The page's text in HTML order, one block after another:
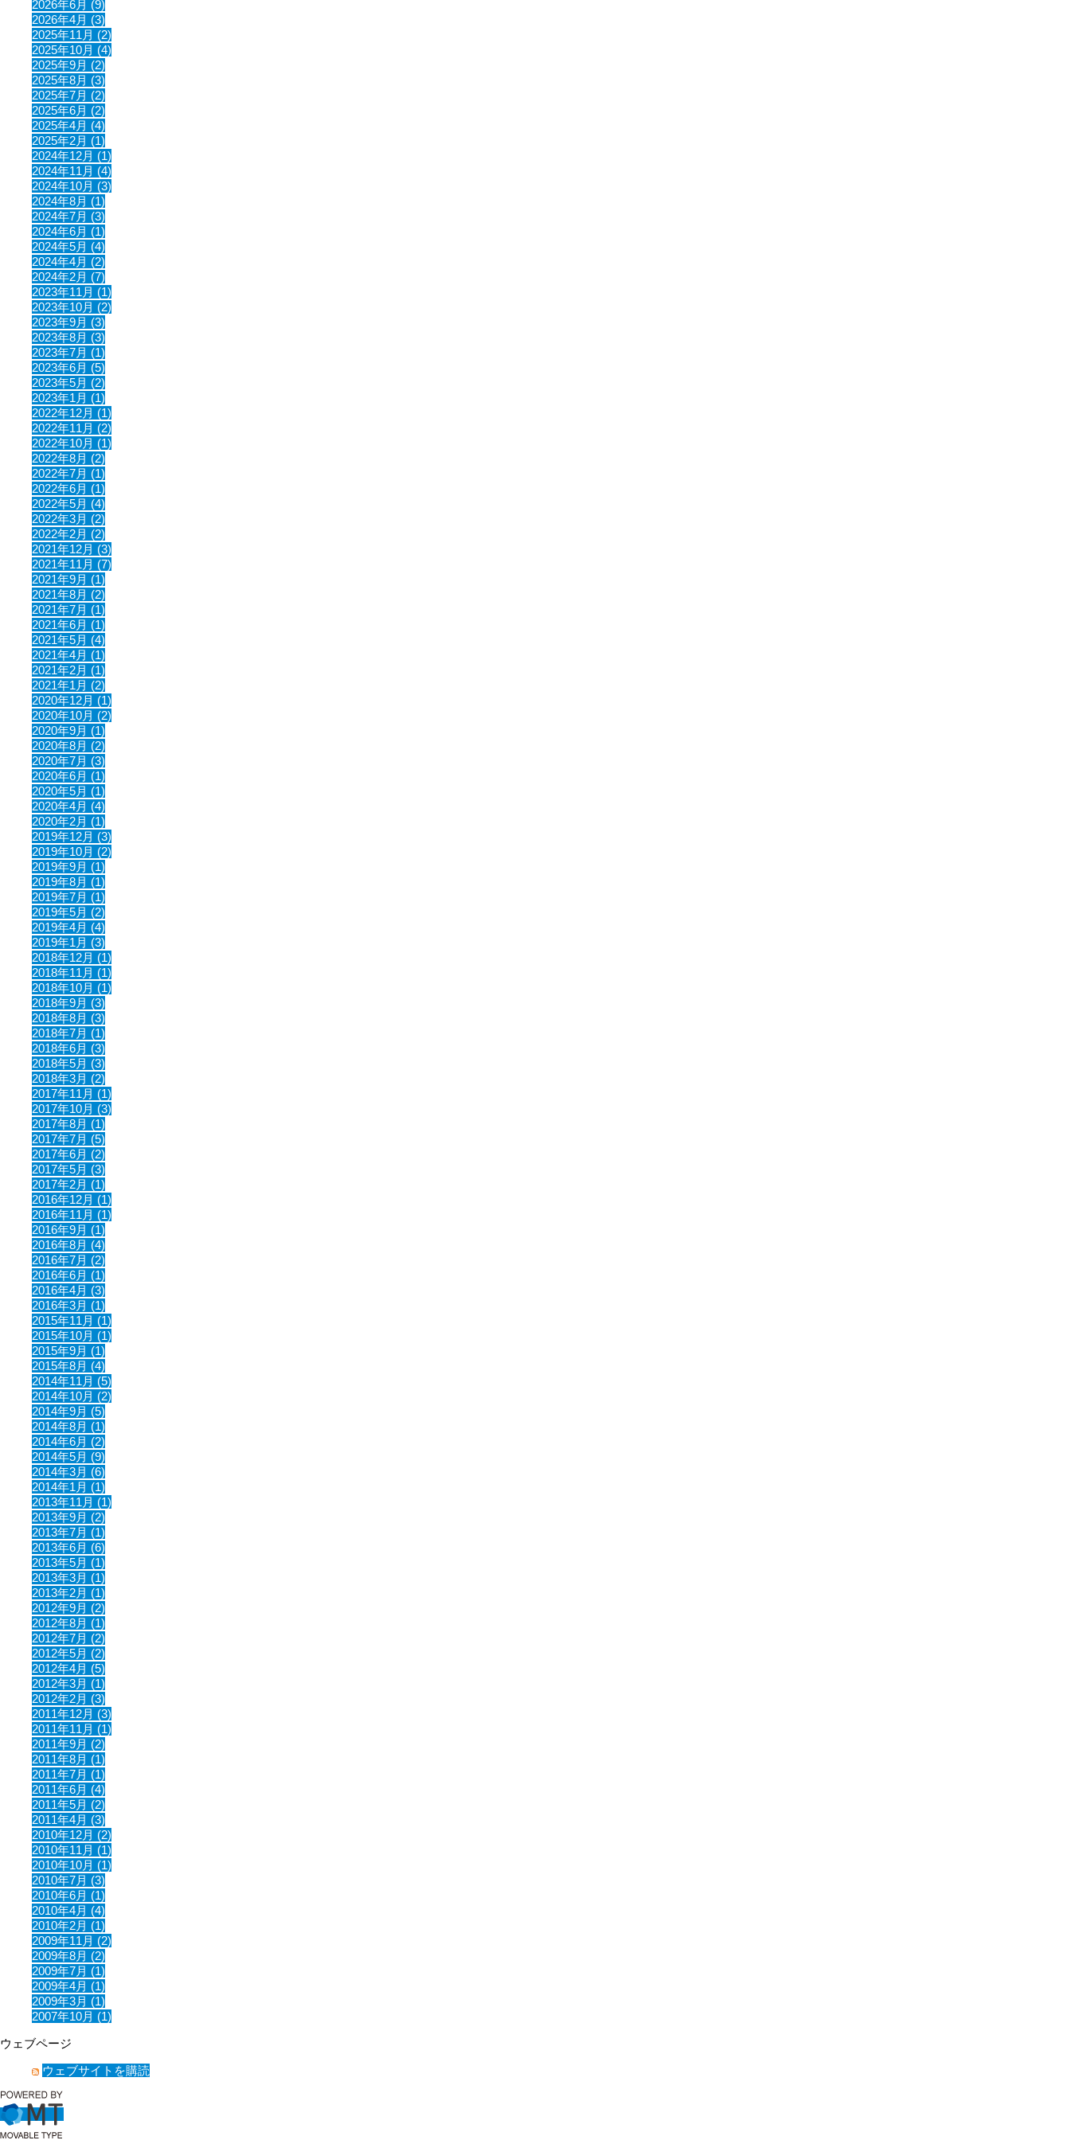
2026年6月 (9)
2026年4月 (3)
2025年11月 (2)
2025年10月 (4)
2025年9月 (2)
2025年8月 (3)
2025年7月 (2)
2025年6月 (2)
2025年4月 (4)
2025年2月 (1)
2024年12月 (1)
2024年11月 (4)
2024年10月 (3)
2024年8月 (1)
2024年7月 (3)
2024年6月 (1)
2024年5月 (4)
2024年4月 (2)
2024年2月 (7)
2023年11月 (1)
2023年10月 (2)
2023年9月 (3)
2023年8月 (3)
2023年7月 (1)
2023年6月 (5)
2023年5月 (2)
2023年1月 (1)
2022年12月 (1)
2022年11月 (2)
2022年10月 (1)
2022年8月 (2)
2022年7月 (1)
2022年6月 (1)
2022年5月 (4)
2022年3月 (2)
2022年2月 (2)
2021年12月 (3)
2021年11月 (7)
2021年9月 (1)
2021年8月 (2)
2021年7月 (1)
2021年6月 (1)
2021年5月 (4)
2021年4月 (1)
2021年2月 (1)
2021年1月 (2)
2020年12月 (1)
2020年10月 (2)
2020年9月 (1)
2020年8月 (2)
2020年7月 (3)
2020年6月 (1)
2020年5月 (1)
2020年4月 (4)
2020年2月 (1)
2019年12月 (3)
2019年10月 (2)
2019年9月 (1)
2019年8月 (1)
2019年7月 (1)
2019年5月 (2)
2019年4月 (4)
2019年1月 (3)
2018年12月 (1)
2018年11月 (1)
2018年10月 (1)
2018年9月 (3)
2018年8月 (3)
2018年7月 (1)
2018年6月 (3)
2018年5月 (3)
2018年3月 (2)
2017年11月 (1)
2017年10月 (3)
2017年8月 (1)
2017年7月 (5)
2017年6月 (2)
2017年5月 (3)
2017年2月 (1)
2016年12月 (1)
2016年11月 (1)
2016年9月 (1)
2016年8月 (4)
2016年7月 (2)
2016年6月 (1)
2016年4月 (3)
2016年3月 (1)
2015年11月 (1)
2015年10月 (1)
2015年9月 (1)
2015年8月 (4)
2014年11月 (5)
2014年10月 (2)
2014年9月 (5)
2014年8月 (1)
2014年6月 (2)
2014年5月 (9)
2014年3月 (6)
2014年1月 (1)
2013年11月 (1)
2013年9月 (2)
2013年7月 (1)
2013年6月 (6)
2013年5月 (1)
2013年3月 (1)
2013年2月 (1)
2012年9月 (2)
2012年8月 (1)
2012年7月 (2)
2012年5月 (2)
2012年4月 (5)
2012年3月 (1)
2012年2月 (3)
2011年12月 (3)
2011年11月 (1)
2011年9月 (2)
2011年8月 (1)
2011年7月 (1)
2011年6月 (4)
2011年5月 (2)
2011年4月 (3)
2010年12月 (2)
2010年11月 (1)
2010年10月 (1)
2010年7月 (3)
2010年6月 (1)
2010年4月 (4)
2010年2月 (1)
2009年11月 (2)
2009年8月 (2)
2009年7月 (1)
2009年4月 (1)
2009年3月 (1)
2007年10月 (1)
ウェブページ
ウェブサイトを購読